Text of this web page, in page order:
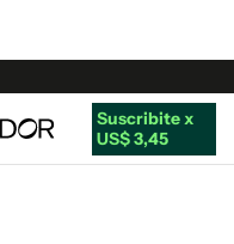
Suscribite x
US$ 3,45